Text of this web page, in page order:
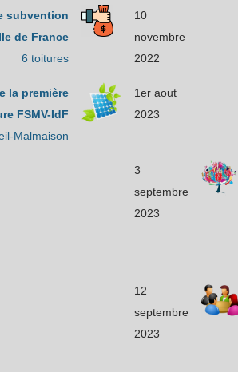
subvention
de France
6 toitures
10
novembre
2022
la première
FSMV-IdF
Malmaison
1er aout
2023
3
septembre
2023
12
septembre
2023